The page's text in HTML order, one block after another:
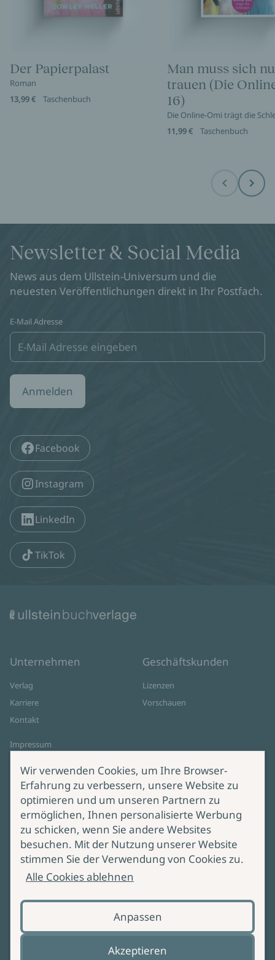
Der Papierpalast
Roman
13,99 €
Taschenbuch
Man muss sich
trauen (Die
16)
Die Online-Omi trägt die
11,99 €
Taschenbuch
Before Next
Newsletter & Social Media
News aus dem Ullstein-Universum und die
neuesten Veröffentlichungen direkt in Ihr Postfach.
E-Mail Adresse
Anmelden
Facebook
Instagram
LinkedIn
TikTok
Unternehmen
Verlag
Karriere
Kontakt
Impressum
Cookie-Einstellungen
AGB Online Shop
Geschäftskunden
Lizenzen
Vorschauen
Service
Lieferung & Versand
Produktsicherheit
Bei Fragen zur Produktsicherheit
wenden Sie sich bitte an
Wir verwenden Cookies, um Ihre Browser-
Erfahrung zu verbessern, unsere Website zu
optimieren und um unseren Partnern zu
ermöglichen, Ihnen personalisierte Werbung
zu schicken, wenn Sie andere Websites
besuchen. Mit der Nutzung unserer Website
stimmen Sie der Verwendung von Cookies zu.
Alle Cookies ablehnen
Anpassen
Akzeptieren